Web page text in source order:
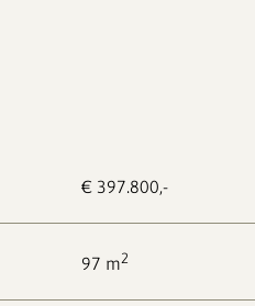
€ 397.800,-
97 m2